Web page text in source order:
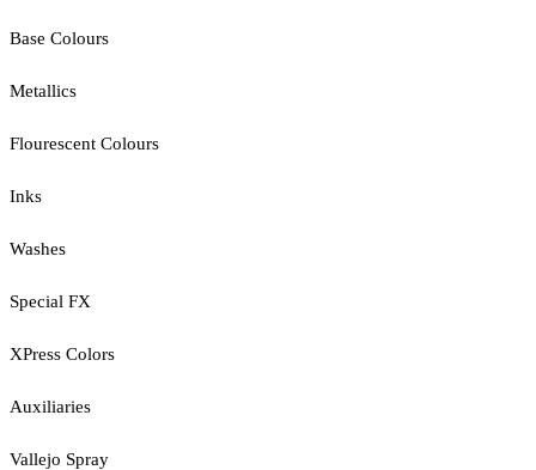
Base Colours
Metallics
Flourescent Colours
Inks
Washes
Special FX
XPress Colors
Auxiliaries
Vallejo Spray